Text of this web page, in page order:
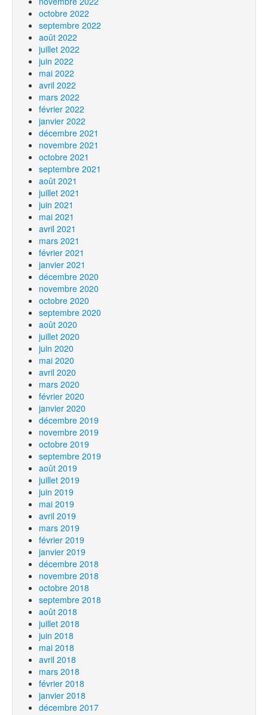
octobre 2022
septembre 2022
août 2022
juillet 2022
juin 2022
mai 2022
avril 2022
mars 2022
février 2022
janvier 2022
décembre 2021
novembre 2021
octobre 2021
septembre 2021
août 2021
juillet 2021
juin 2021
mai 2021
avril 2021
mars 2021
février 2021
janvier 2021
décembre 2020
novembre 2020
octobre 2020
septembre 2020
août 2020
juillet 2020
juin 2020
mai 2020
avril 2020
mars 2020
février 2020
janvier 2020
décembre 2019
novembre 2019
octobre 2019
septembre 2019
août 2019
juillet 2019
juin 2019
mai 2019
avril 2019
mars 2019
février 2019
janvier 2019
décembre 2018
novembre 2018
octobre 2018
septembre 2018
août 2018
juillet 2018
juin 2018
mai 2018
avril 2018
mars 2018
février 2018
janvier 2018
décembre 2017